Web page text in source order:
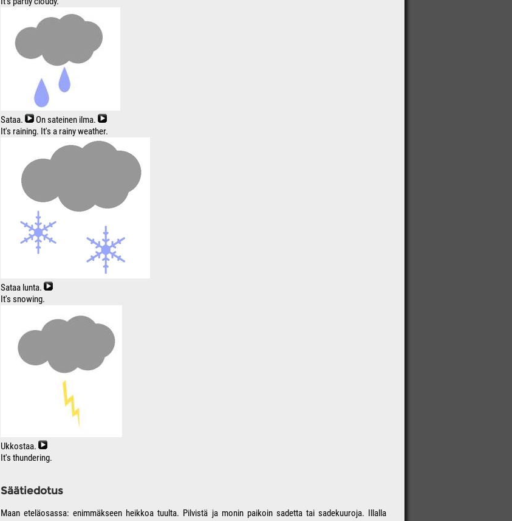
Sataa.
On sateinen ilma.
It's raining. It's a rainy weather.
Sataa lunta.
It's snowing.
Ukkostaa.
It's thundering.
Säätiedotus
Maan eteläosassa: enimmäkseen heikkoa tuulta. Pilvistä ja monin paikoin sadetta tai sadekuuroja. Illalla